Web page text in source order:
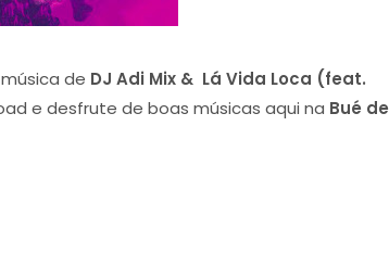
de DJ Adi Mix & Lá Vida Loca (feat.
e desfrute de boas músicas aqui na Bué de